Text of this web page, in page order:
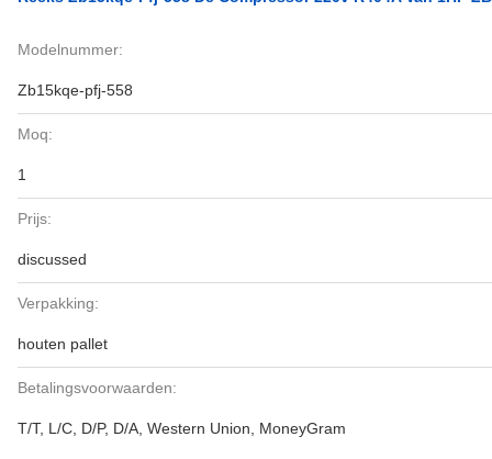
Modelnummer:
Zb15kqe-pfj-558
Moq:
1
Prijs:
discussed
Verpakking:
houten pallet
Betalingsvoorwaarden:
T/T, L/C, D/P, D/A, Western Union, MoneyGram